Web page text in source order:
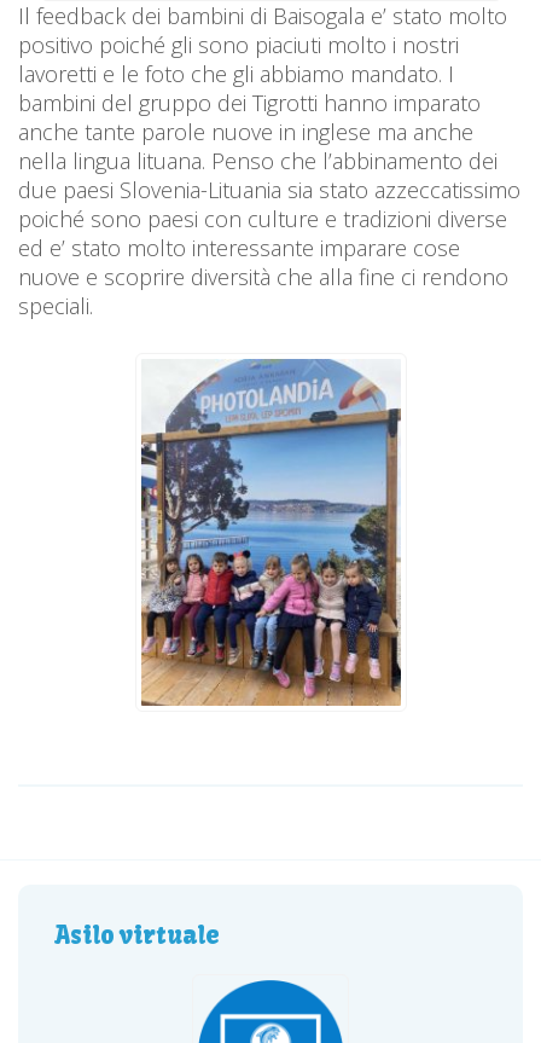
Il feedback dei bambini di Baisogala e’ stato molto
positivo poiché gli sono piaciuti molto i nostri
lavoretti e le foto che gli abbiamo mandato. I
bambini del gruppo dei Tigrotti hanno imparato
anche tante parole nuove in inglese ma anche
nella lingua lituana. Penso che l’abbinamento dei
due paesi Slovenia-Lituania sia stato azzeccatissimo
poiché sono paesi con culture e tradizioni diverse
ed e’ stato molto interessante imparare cose
nuove e scoprire diversità che alla fine ci rendono
speciali.
Asilo virtuale